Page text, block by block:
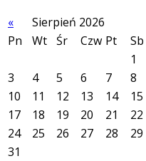
«
Sierpień 2026
Pn
Wt Śr Czw Pt Sb
1
3
4 5 6 7 8
10
11 12 13 14 15
17
18 19 20 21 22
24
25 26 27 28 29
31